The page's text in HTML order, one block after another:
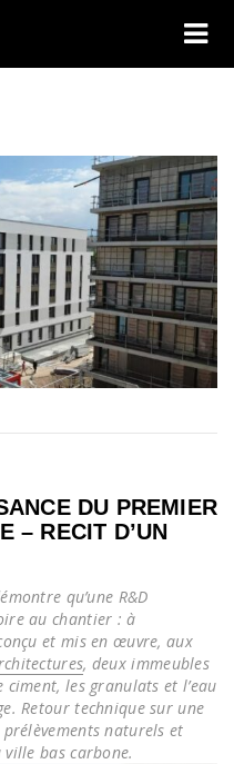
DU PREMIER
– RECIT D’UN
qu’une R&D
au chantier : à
et mis en œuvre, aux
, deux immeubles
les granulats et l’eau
Retour technique sur une
naturels et
bas carbone.